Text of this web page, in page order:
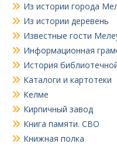
Из истории города
Из истории деревень
Известные гости
Информационная
История
Каталоги и картотеки
Келме
Кирпичный завод
Книга памяти. СВО
Книжная полка